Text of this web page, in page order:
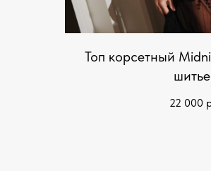
Топ корсетный
шитье
22 000